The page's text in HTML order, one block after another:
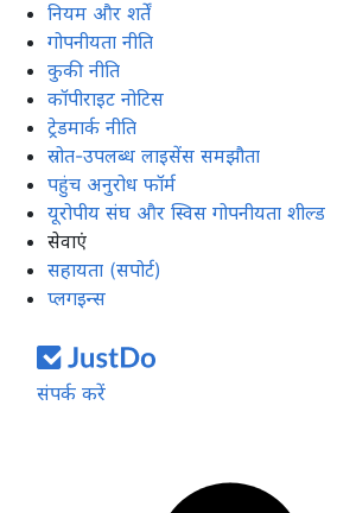
नियम और शर्तें
गोपनीयता नीति
कुकी नीति
कॉपीराइट नोटिस
ट्रेडमार्क नीति
स्रोत-उपलब्ध लाइसेंस समझौता
पहुंच अनुरोध फॉर्म
यूरोपीय संघ और स्विस गोपनीयता शील्ड
सेवाएं
सहायता (सपोर्ट)
प्लगइन्स
संपर्क करें